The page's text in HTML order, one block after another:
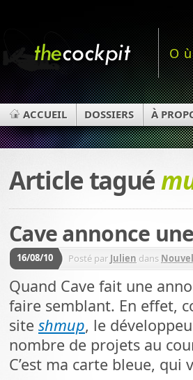
ACCUEIL DOSSIERS À
Article tagué
Cave annonce
16/08/10 Posté par Julien dans
Quand Cave fait une
faire semblant. En effet,
site shmup, le
nombre de projets au
C’est ma carte bleue, qui